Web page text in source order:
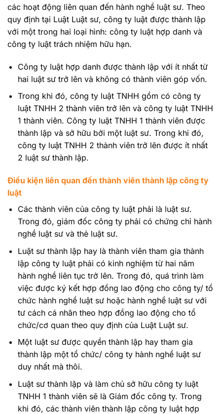
các hoạt động liên quan đến hành nghề luật sư. Theo
quy định tại Luật Luật sư, công ty luật được thành lập
với một trong hai loại hình: công ty luật hợp danh và
công ty luật trách nhiệm hữu hạn.
Công ty luật hợp danh được thành lập với ít nhất từ
hai luật sư trở lên và không có thành viên góp vốn.
Trong khi đó, công ty luật TNHH gồm có công ty
luật TNHH 2 thành viên trở lên và công ty luật TNHH
1 thành viên. Công ty luật TNHH 1 thành viên được
thành lập và sở hữu bởi một luật sư. Trong khi đó,
công ty luật TNHH 2 thành viên trở lên được ít nhất
2 luật sư thành lập.
Điều kiện liên quan đến thành viên thành lập công ty
luật
Các thành viên của công ty luật phải là luật sư.
Trong đó, giám đốc công ty phải có chứng chỉ hành
nghề luật sư và thẻ luật sư.
Luật sư thành lập hay là thành viên tham gia thành
lập công ty luật phải có kinh nghiệm từ hai năm
hành nghề liên tục trở lên. Trong đó, quá trình làm
việc được ký kết hợp đồng lao động cho công ty/ tổ
chức hành nghề luật sư hoặc hành nghề luật sư với
tư cách cá nhân theo hợp đồng lao động cho tổ
chức/cơ quan theo quy định của Luật Luật sư.
Một luật sư được quyền thành lập hay tham gia
thành lập một tổ chức/ công ty hành nghề luật sư
duy nhất mà thôi.
Luật sư thành lập và làm chủ sở hữu công ty luật
TNHH 1 thành viên sẽ là Giám đốc công ty. Trong
khi đó, các thành viên thành lập công ty luật hợp